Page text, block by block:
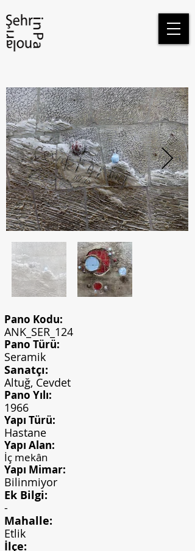
Pano Kodu:
ANK_SER_124
Pano Türü:
Seramik
Sanatçı:
Altuğ, Cevdet
Pano Yılı:
1966
Yapı Türü:
Hastane
Yapı Alan:
İç mekân
Yapı Mimar:
Bilinmiyor
Ek Bilgi:
-
Mahalle:
Etlik
İlçe: